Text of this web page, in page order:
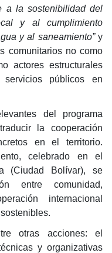
a la sostenibilidad del
y al cumplimiento
y al saneamiento” y
comunitarios no como
actores estructurales
públicos en
del programa
la cooperación
en el territorio.
celebrado en el
(Ciudad Bolívar), se
entre comunidad,
internacional
otras acciones: el
y organizativas